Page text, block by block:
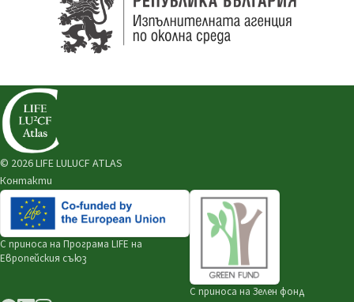
© 2026 LIFE LULUCF ATLAS
Контакти
С приноса на Програма LIFE на
Европейския съюз
С приноса на Зелен фонд